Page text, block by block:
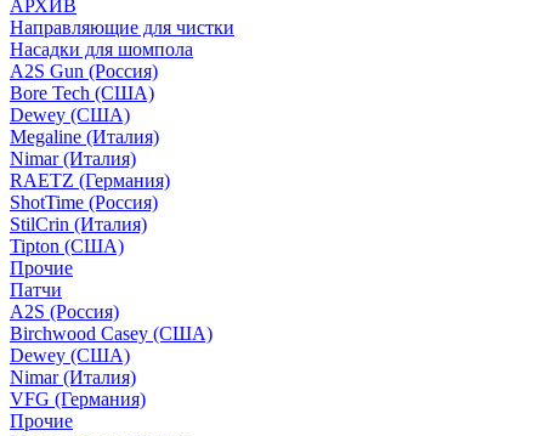
АРХИВ
Направляющие для чистки
Насадки для шомпола
A2S Gun (Россия)
Bore Tech (США)
Dewey (США)
Megaline (Италия)
Nimar (Италия)
RAETZ (Германия)
ShotTime (Россия)
StilCrin (Италия)
Tipton (США)
Прочие
Патчи
A2S (Россия)
Birchwood Casey (США)
Dewey (США)
Nimar (Италия)
VFG (Германия)
Прочие